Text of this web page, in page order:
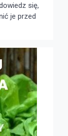
się,
je przed